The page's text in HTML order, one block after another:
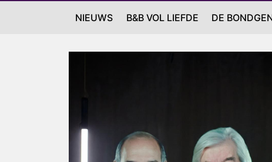
NIEUWS B&B VOL LIEFDE DE